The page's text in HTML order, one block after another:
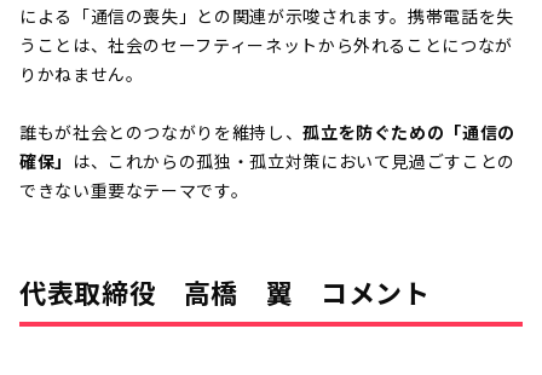
による「通信の喪失」との関連が示唆されます。携帯電話を失
うことは、社会のセーフティーネットから外れることにつなが
りかねません。
誰もが社会とのつながりを維持し、孤立を防ぐための「通信の
確保」 は、これからの孤独・孤立対策において見過ごすことの
できない重要なテーマです。
代表取締役 高橋 翼 コメント